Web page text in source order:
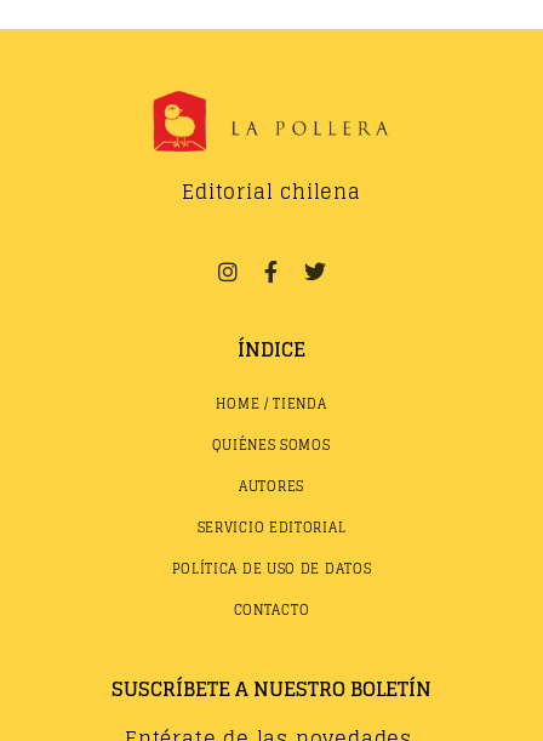
Editorial chilena
ÍNDICE
HOME / TIENDA
QUIÉNES SOMOS
AUTORES
SERVICIO EDITORIAL
POLÍTICA DE USO DE DATOS
CONTACTO
SUSCRÍBETE A NUESTRO BOLETÍN